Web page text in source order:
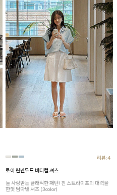
리뷰:4
로이 린넨무드 버티컬 셔츠
늘 사랑받는 클래식한 패턴! 핀 스트라이프의 매력을
한껏 담아낸 셔츠 (3color)